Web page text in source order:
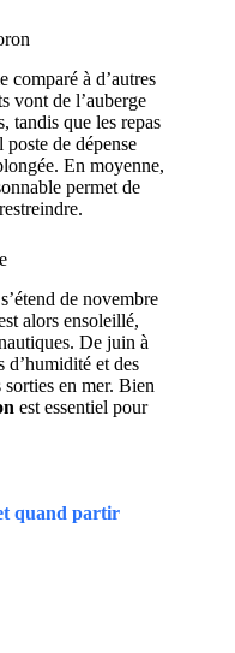
comparé à d’autres
vont de l’auberge
tandis que les repas
de dépense
En moyenne,
permet de
de novembre
alors ensoleillé,
De juin à
d’humidité et des
en mer. Bien
est essentiel pour
quand partir